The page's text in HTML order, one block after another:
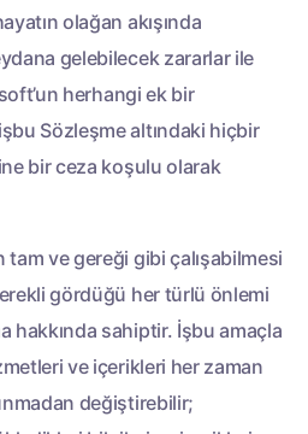
olağan akışında
gelebilecek zararlar ile
herhangi ek bir
Sözleşme altındaki hiçbir
bir ceza koşulu olarak
ve gereği gibi çalışabilmesi
gördüğü her türlü önlemi
hakkında sahiptir. İşbu amaçla
ve içerikleri her zaman
değiştirebilir;